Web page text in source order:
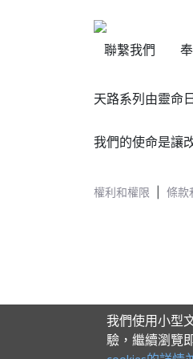
聯繫我們
天路系列由靈命
我們的使命是讓
權利和權限 條款
我們使用小型
驗，繼續瀏覽